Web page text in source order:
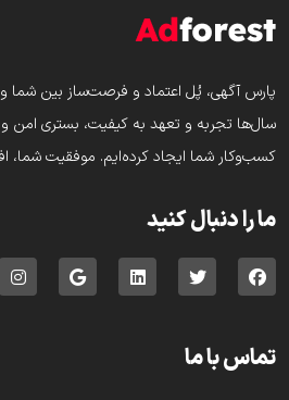
پارس‌ آگهی، پُل اعتماد و فرصت‌ساز بین شما و
سال‌ها تجربه و تعهد به کیفیت، بستری امن
کسب‌وکار شما ایجاد کرده‌ایم. موفقیت شما،
ما را دنبال کنید
تماس با ما